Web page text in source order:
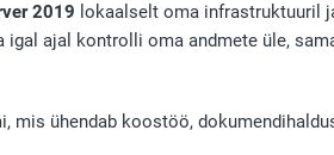
2019 lokaalselt oma infrastruktuuril
ajal kontrolli oma andmete üle,
mis ühendab koostöö,